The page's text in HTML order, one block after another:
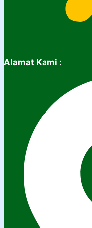
Alamat Kami :